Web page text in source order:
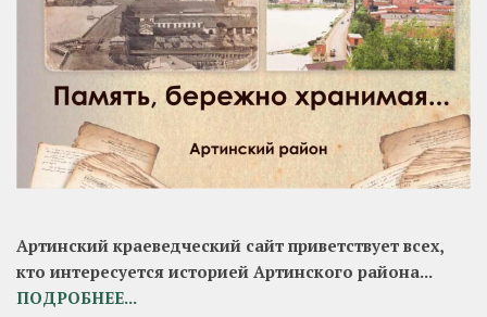
Артинский краеведческий сайт приветствует всех,
кто интересуется историей Артинского района...
ПОДРОБНЕЕ...